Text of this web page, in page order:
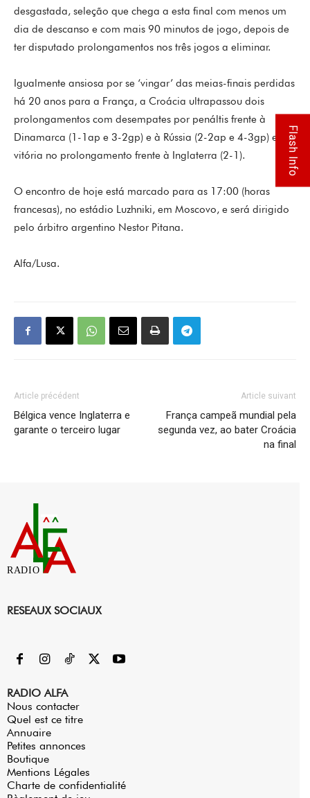
desgastada, seleção que chega a esta final com menos um
dia de descanso e com mais 90 minutos de jogo, depois de
ter disputado prolongamentos nos três jogos a eliminar.
Igualmente ansiosa por se ‘vingar’ das meias-finais perdidas
há 20 anos para a França, a Croácia ultrapassou dois
prolongamentos com desempates por penáltis frente à
Dinamarca (1-1ap e 3-2gp) e à Rússia (2-2ap e 4-3gp) e
vitória no prolongamento frente à Inglaterra (2-1).
O encontro de hoje está marcado para as 17:00 (horas
francesas), no estádio Luzhniki, em Moscovo, e será dirigido
pelo árbitro argentino Nestor Pitana.
Alfa/Lusa.
Article précédent
Bélgica vence Inglaterra e
garante o terceiro lugar
Article suivant
França campeã mundial pela
segunda vez, ao bater Croácia
na final
RADIO
RESEAUX SOCIAUX
RADIO ALFA
Nous contacter
Quel est ce titre
Annuaire
Petites annonces
Boutique
Mentions Légales
Charte de confidentialité
Flash Info